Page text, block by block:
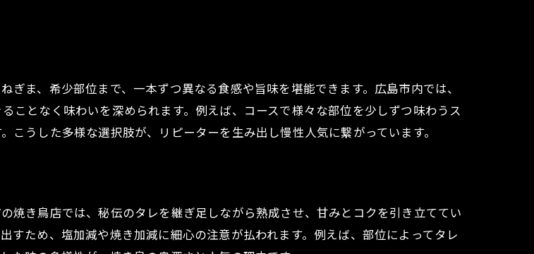
ま、希少部位まで、一本ずつ異なる食感や旨味を堪能できます。広島市内では、
ことなく味わいを深められます。例えば、コースで様々な部位を少しずつ味わうス
うした多様な選択肢が、リピーターを生み出し慢性人気に繋がっています。
焼き鳥店では、秘伝のタレを継ぎ足しながら熟成させ、甘みとコクを引き立ててい
すため、塩加減や焼き加減に細心の注意が払われます。例えば、部位によってタレ